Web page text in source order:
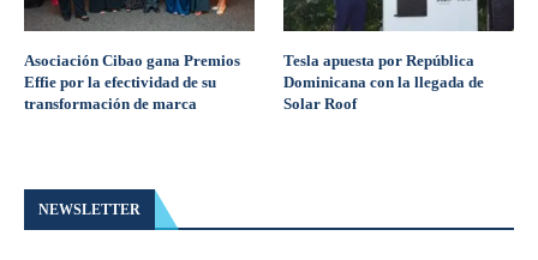
Asociación Cibao gana Premios
Effie por la efectividad de su
transformación de marca
Tesla apuesta por República
Dominicana con la llegada de
Solar Roof
NEWSLETTER